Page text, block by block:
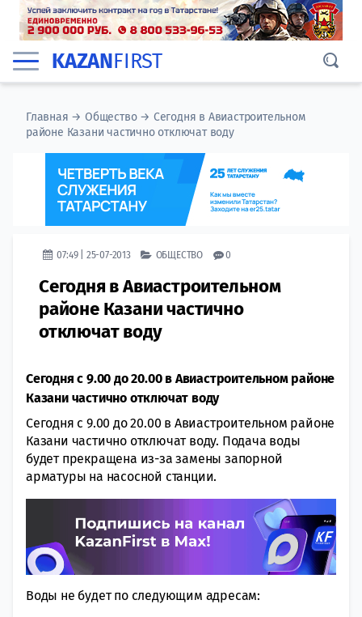
KAZANFIRST
Главная →Общество→ Сегодня в Авиастроительном
районе Казани частично отключат воду
07:49 | 25-07-2013 ОБЩЕСТВО 0
Сегодня в Авиастроительном
районе Казани частично
отключат воду
Сегодня с 9.00 до 20.00 в Авиастроительном районе
Казани частично отключат воду
Сегодня с 9.00 до 20.00 в Авиастроительном районе
Казани частично отключат воду. Подача воды
будет прекращена из-за замены запорной
арматуры на насосной станции.
Воды не будет по следующим адресам: